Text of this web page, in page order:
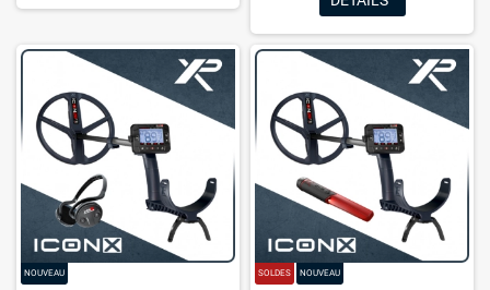
NOUVEAU SOLDES NOUVEAU